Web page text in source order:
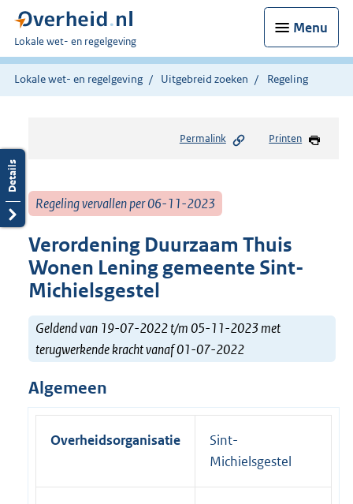
Menu
U
bent
hier:
Lokale wet- en regelgeving
Lokale wet- en regelgeving Uitgebreid zoeken Regeling
Permalink Printen
Regeling vervallen per 06-11-2023
Verordening Duurzaam Thuis
Wonen Lening gemeente Sint-
Michielsgestel
Geldend van 19-07-2022 t/m 05-11-2023 met
terugwerkende kracht vanaf 01-07-2022
Algemeen
Overheidsorganisatie
Sint-
Michielsgestel